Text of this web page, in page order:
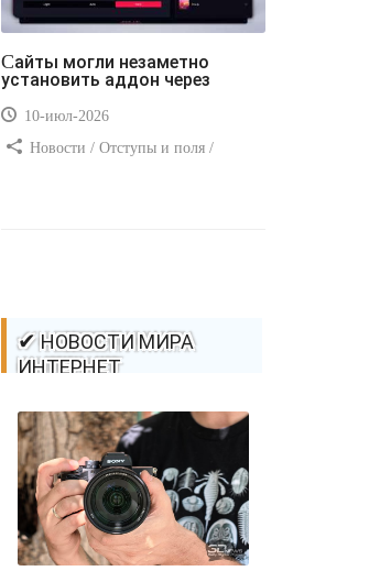
Сайты могли незаметно
установить аддон через
10-июл-2026
Новости / Отступы и поля /
✔ НОВОСТИ МИРА
ИНТЕРНЕТ